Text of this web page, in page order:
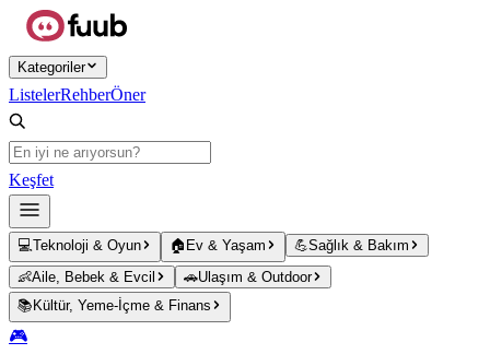
Ana içeriğe atla
Kategoriler
ListelerRehberÖner
Keşfet
💻Teknoloji & Oyun 🏠 Ev & Yaşam 💪Sağlık & Bakım
👶Aile, Bebek & Evcil 🚗Ulaşım & Outdoor
📚 Kültür, Yeme-İçme & Finans
🎮